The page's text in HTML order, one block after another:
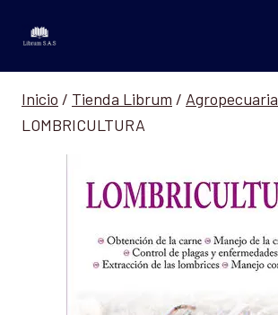
Inicio / Tienda Librum / Agropecuaria
LOMBRICULTURA